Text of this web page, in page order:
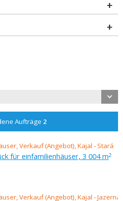
Aufträge 2
für einfamilienhäuser, 3 004 m2